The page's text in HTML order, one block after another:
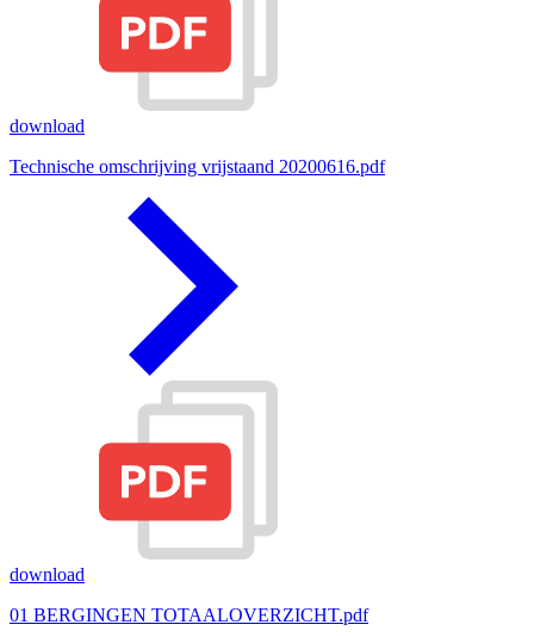
download
Technische omschrijving vrijstaand 20200616.pdf
download
01 BERGINGEN TOTAALOVERZICHT.pdf